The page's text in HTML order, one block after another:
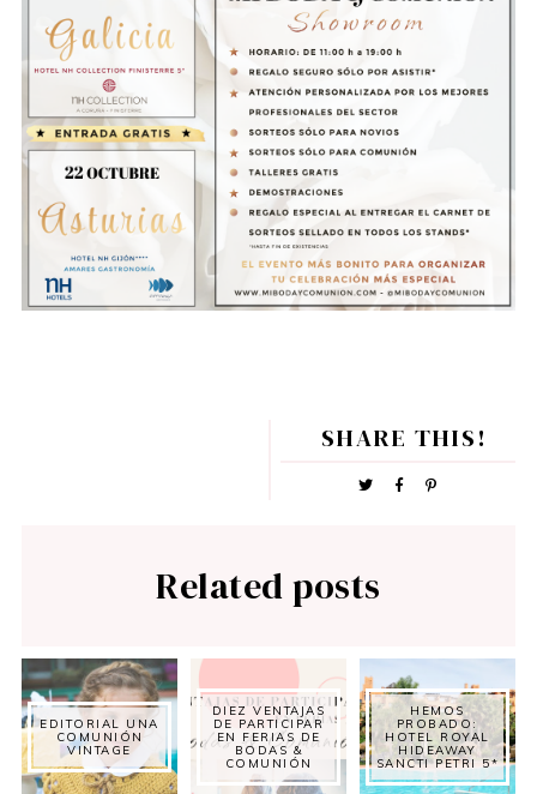
SHARE THIS!
Related posts
EDITORIAL UNA
COMUNIÓN
VINTAGE
DIEZ VENTAJAS
DE PARTICIPAR
EN FERIAS DE
BODAS &
COMUNIÓN
HEMOS
PROBADO:
HOTEL ROYAL
HIDEAWAY
SANCTI PETRI 5*